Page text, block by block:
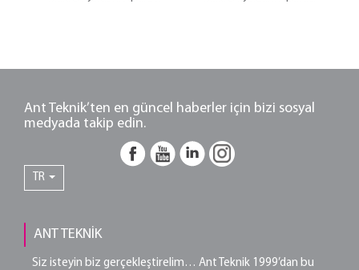
Ant Teknik’ten en güncel haberler için bizi sosyal
medyada takip edin.
TR
ANT TEKNİK
Siz isteyin biz gerçekleştirelim… Ant Teknik 1999’dan bu